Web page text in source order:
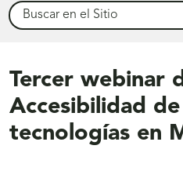
Buscar
Tercer webinar
Accesibilidad de
tecnologías en